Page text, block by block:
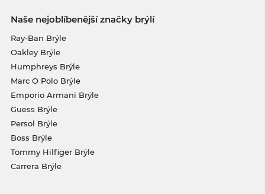
Naše nejoblíbenější značky brýlí
Ray-Ban Brýle
Oakley Brýle
Humphreys Brýle
Marc O Polo Brýle
Emporio Armani Brýle
Guess Brýle
Persol Brýle
Boss Brýle
Tommy Hilfiger Brýle
Carrera Brýle